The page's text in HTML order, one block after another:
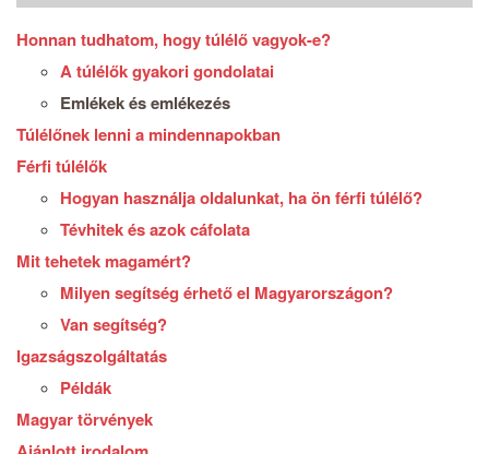
Honnan tudhatom, hogy túlélő vagyok-e?
A túlélők gyakori gondolatai
Emlékek és emlékezés
Túlélőnek lenni a mindennapokban
Férfi túlélők
Hogyan használja oldalunkat, ha ön férfi túlélő?
Tévhitek és azok cáfolata
Mit tehetek magamért?
Milyen segítség érhető el Magyarországon?
Van segítség?
Igazságszolgáltatás
Példák
Magyar törvények